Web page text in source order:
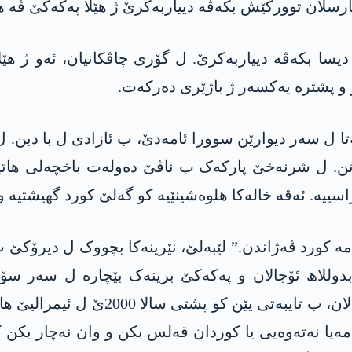
توورکێش بکەڤە دییاربەکرێ ژ ھێلا پەکەکێ ڤە
ھەتا ل سەر دیوارێن سوورا ئامەدێ، ب ئازادی ل
ل شرنەخێ پارکەک ب ناڤێ دەولەت باخچەلی
ئەڤە خالەکا ھلوەشینێیە کو گەلێ کورد
مە کورد ڤەژاندن.” لێبەلێ، نێرینەکا بچووک ل
ئۆجالان و پەکەکێ برینەک بێچارە ل سەر
نەتەوەیی یا کوردان قەلس بکن و وان نەچار بکن